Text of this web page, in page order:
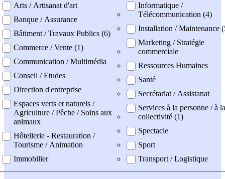
Arts / Artisanat d'art
Banque / Assurance
Bâtiment / Travaux Publics (6)
Commerce / Vente (1)
Communication / Multimédia
Conseil / Etudes
Direction d'entreprise
Espaces verts et naturels /
Agriculture / Pêche / Soins aux
animaux
Hôtellerie - Restauration /
Tourisme / Animation
Immobilier
Informatique /
Télécommunication (4)
Installation / Maintenance
Marketing / Stratégie
commerciale
Ressources Humaines
Santé
Secrétariat / Assistanat
Services à la personne / à la
collectivité (1)
Spectacle
Sport
Transport / Logistique